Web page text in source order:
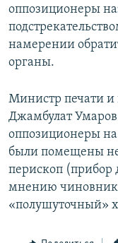
оппозиционеры
намерении
органы.
Министр печати
Джамбулат Умаров
оппозиционеры на
были помещены
перископ (прибор
мнению
«полушуточный»